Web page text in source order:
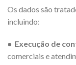
Os dados são
incluindo:
• Execução de
comerciais e